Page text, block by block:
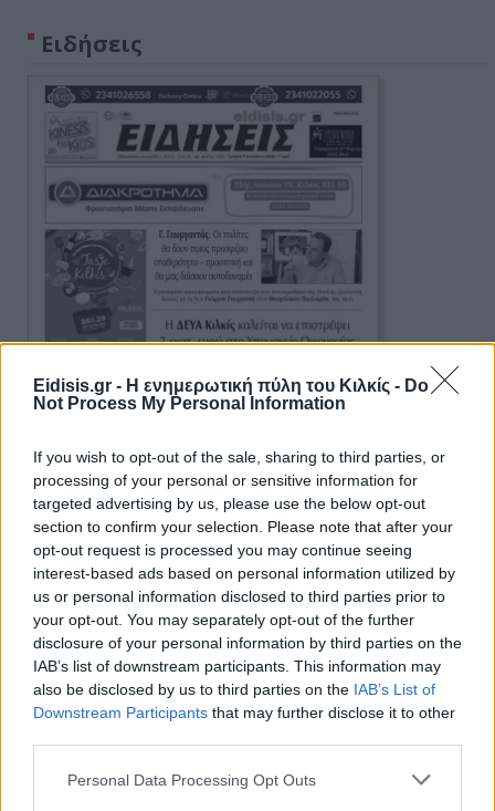
Eidisis.gr - Η ενημερωτική πύλη του Κιλκίς - Do
Not Process My Personal Information
If you wish to opt-out of the sale, sharing to third parties, or
processing of your personal or sensitive information for
targeted advertising by us, please use the below opt-out
section to confirm your selection. Please note that after your
opt-out request is processed you may continue seeing
interest-based ads based on personal information utilized by
us or personal information disclosed to third parties prior to
your opt-out. You may separately opt-out of the further
disclosure of your personal information by third parties on the
IAB’s list of downstream participants. This information may
also be disclosed by us to third parties on the IAB’s List of
Downstream Participants that may further disclose it to other
Personal Data Processing Opt Outs
Ειδήσεις
Ειδήσεις 5-8-2026